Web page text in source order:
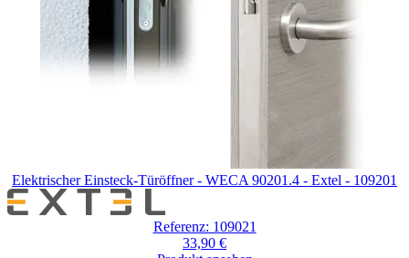
Elektrischer Einsteck-Türöffner - WECA 90201.4 - Extel - 109201
Referenz: 109021
33,90 €